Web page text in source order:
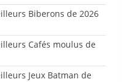
Biberons de 2026
Cafés moulus de
Jeux Batman de